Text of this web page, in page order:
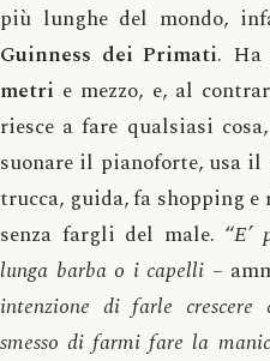
più lunghe del mondo,
Guinness dei Primati. Ha
metri e mezzo, e, al
riesce a fare qualsiasi
suonare il pianoforte, usa il
trucca, guida, fa shopping
senza fargli del male. “E’
lunga barba o i capelli –
intenzione di farle crescere
smesso di farmi fare la